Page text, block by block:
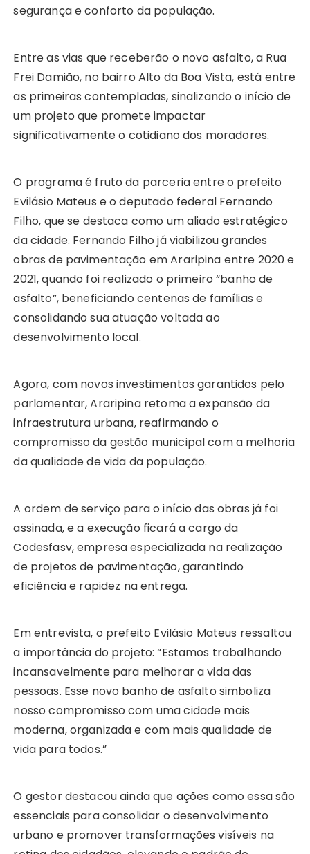
segurança e conforto da população.
Entre as vias que receberão o novo asfalto, a Rua
Frei Damião, no bairro Alto da Boa Vista, está entre
as primeiras contempladas, sinalizando o início de
um projeto que promete impactar
significativamente o cotidiano dos moradores.
O programa é fruto da parceria entre o prefeito
Evilásio Mateus e o deputado federal Fernando
Filho, que se destaca como um aliado estratégico
da cidade. Fernando Filho já viabilizou grandes
obras de pavimentação em Araripina entre 2020 e
2021, quando foi realizado o primeiro “banho de
asfalto”, beneficiando centenas de famílias e
consolidando sua atuação voltada ao
desenvolvimento local.
Agora, com novos investimentos garantidos pelo
parlamentar, Araripina retoma a expansão da
infraestrutura urbana, reafirmando o
compromisso da gestão municipal com a melhoria
da qualidade de vida da população.
A ordem de serviço para o início das obras já foi
assinada, e a execução ficará a cargo da
Codesfasv, empresa especializada na realização
de projetos de pavimentação, garantindo
eficiência e rapidez na entrega.
Em entrevista, o prefeito Evilásio Mateus ressaltou
a importância do projeto: “Estamos trabalhando
incansavelmente para melhorar a vida das
pessoas. Esse novo banho de asfalto simboliza
nosso compromisso com uma cidade mais
moderna, organizada e com mais qualidade de
vida para todos.”
O gestor destacou ainda que ações como essa são
essenciais para consolidar o desenvolvimento
urbano e promover transformações visíveis na